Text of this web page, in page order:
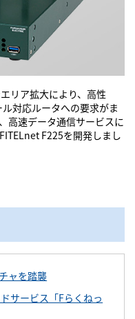
リア拡大により、高性
対応ルータへの要求がま
高速データ通信サービスに
F225を開発しまし
ャを踏襲
サービス「Fらくねっ